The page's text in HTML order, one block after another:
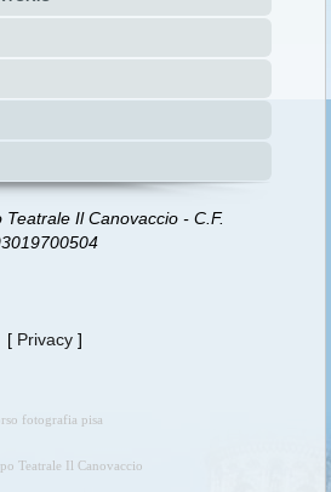
Il Canovaccio - C.F.
[ Privacy ]
fotografia pisa
Teatrale Il Canovaccio